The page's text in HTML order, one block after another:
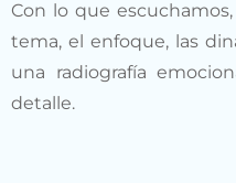
Con lo que
tema, el enfoque, las
una radiografía
detalle.